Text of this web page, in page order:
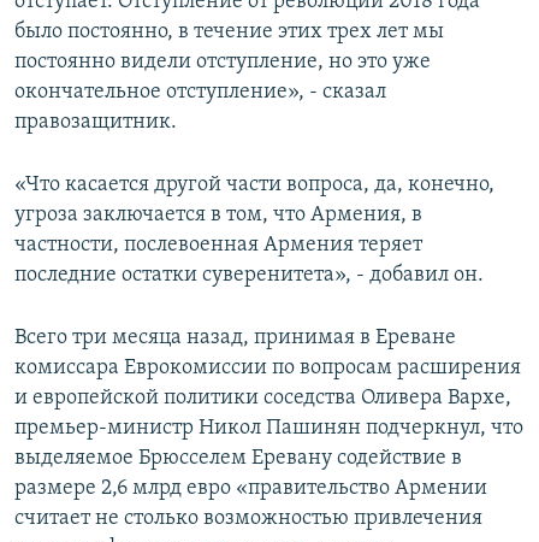
было постоянно, в течение этих трех лет мы
постоянно видели отступление, но это уже
окончательное отступление», - сказал
правозащитник.
«Что касается другой части вопроса, да, конечно,
угроза заключается в том, что Армения, в
частности, послевоенная Армения теряет
последние остатки суверенитета», - добавил он.
Всего три месяца назад, принимая в Ереване
комиссара Еврокомиссии по вопросам расширения
и европейской политики соседства Оливера Вархе,
премьер-министр Никол Пашинян подчеркнул, что
выделяемое Брюсселем Еревану содействие в
размере 2,6 млрд евро «правительство Армении
считает не столько возможностью привлечения